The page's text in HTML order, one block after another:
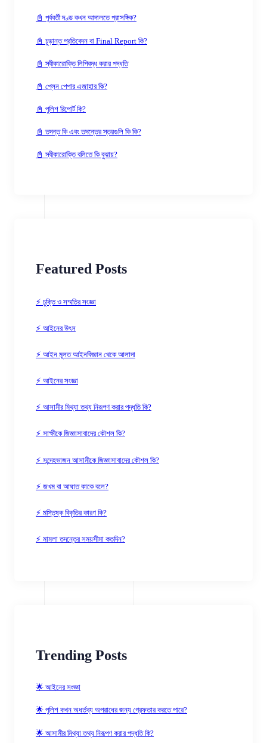
📓 পূর্ববর্তী দণ্ড কখন আদালতে প্রাসঙ্গিক?
📓 চুড়ান্ত প্রতিবেদন বা Final Report কি?
📓 স্বীকারোক্তি লিপিবদ্ধ করার পদ্ধতি
📓 প্লেন পেপার এজাহার কি?
📓 পুলিশ রিপোর্ট কি?
📓 তদন্ত কি এবং তদন্তের স্তরগুলি কি কি?
📓 স্বীকারোক্তি বলিতে কি বুঝায়?
Featured Posts
⚡ চুক্তি ও সম্মতির সংজ্ঞা
⚡ আইনের উৎস
⚡ আইন মূলত আইনবিজ্ঞান থেকে আলাদা
⚡ আইনের সংজ্ঞা
⚡ আসামীর মিথ্যা তথ্য নিরূপণ করার পদ্ধতি কি?
⚡ সাক্ষীকে জিজ্ঞাসাবাদের কৌশল কি?
⚡ সন্দেহভাজন আসামীকে জিজ্ঞাসাবাদের কৌশল কি?
⚡ জখম বা আঘাত কাকে বলে?
⚡ মস্তিষ্ক বিকৃতির কারণ কি?
⚡ মামলা তদন্তের সময়সীমা কতদিন?
Trending Posts
🌟 আইনের সংজ্ঞা
🌟 পুলিশ কখন অধর্তব্য অপরাধের জন্য গ্রেফতার করতে পারে?
🌟 আসামীর মিথ্যা তথ্য নিরূপণ করার পদ্ধতি কি?